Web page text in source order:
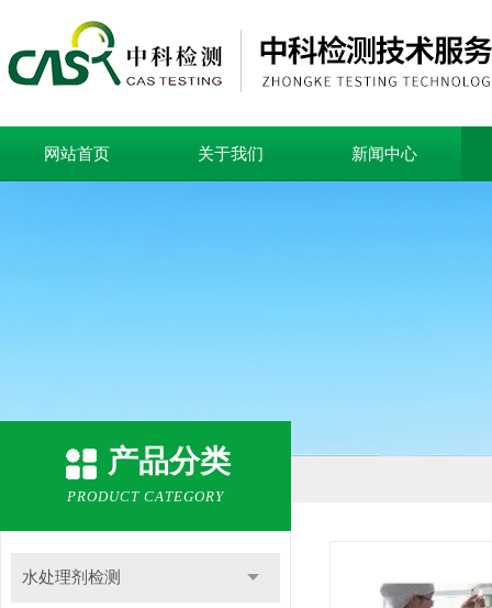
网站首页 关于我们 新闻中心
产品分类
PRODUCT CATEGORY
水处理剂检测